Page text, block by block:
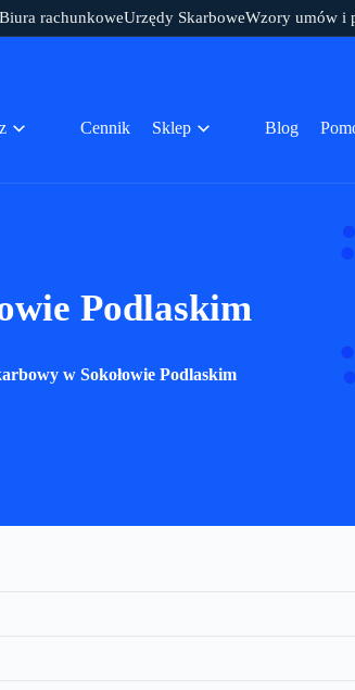
Biura rachunkoweUrzędy SkarboweWzory umów i
Cennik Sklep Blog
Podlaskim
w Sokołowie Podlaskim